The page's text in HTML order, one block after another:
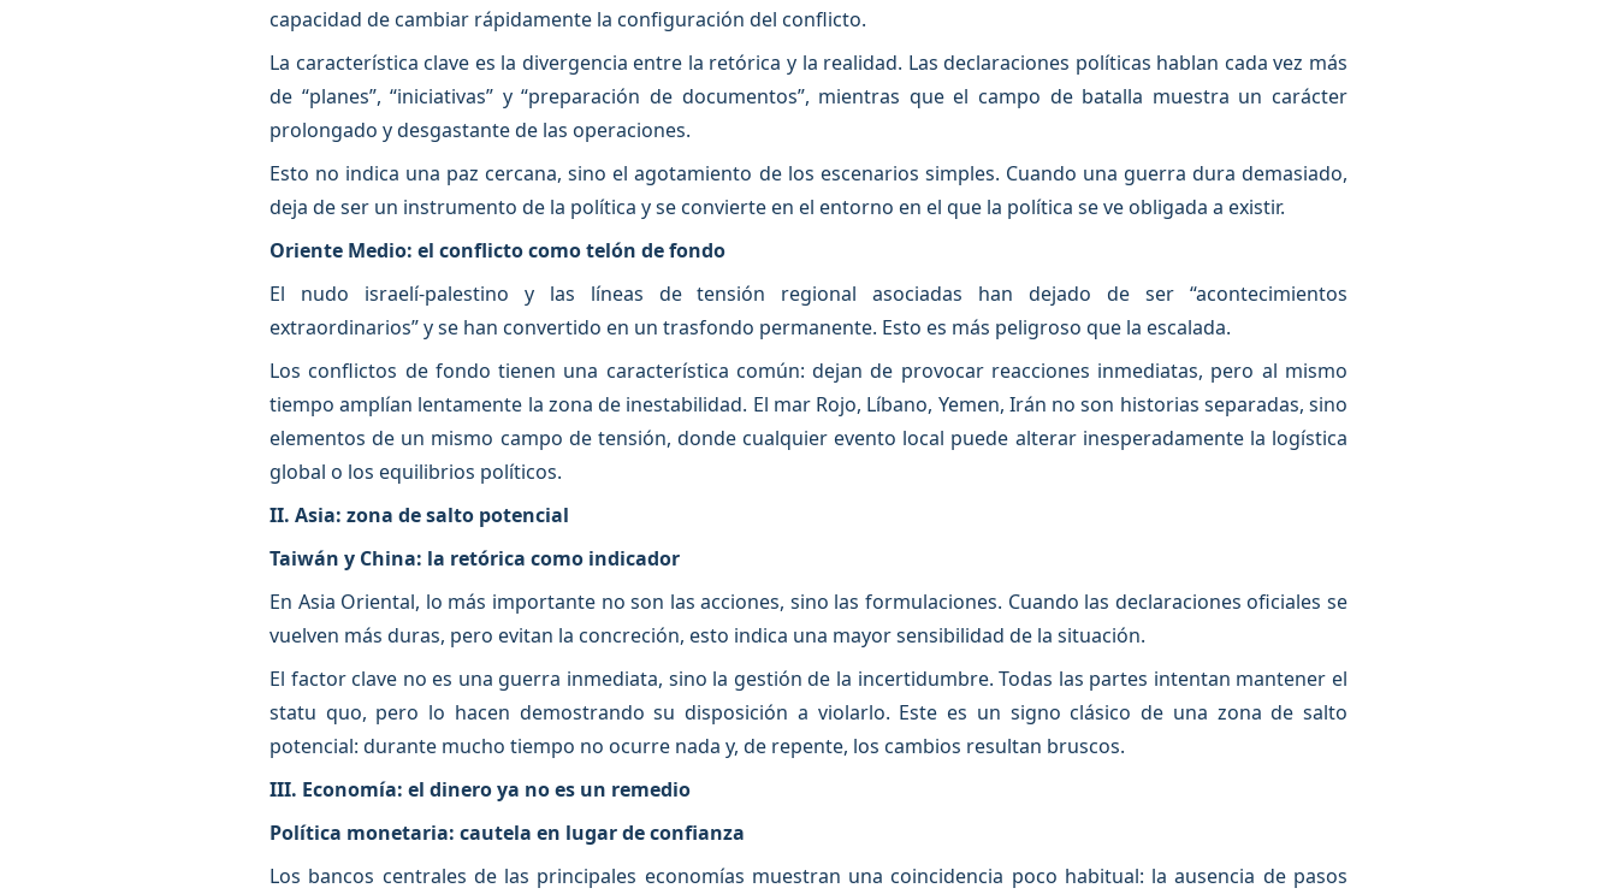
capacidad de cambiar rápidamente la configuración del conflicto.
La característica clave es la divergencia entre la retórica y la realidad. Las declaraciones políticas hablan cada vez más
de “planes”, “iniciativas” y “preparación de documentos”, mientras que el campo de batalla muestra un carácter
prolongado y desgastante de las operaciones.
Esto no indica una paz cercana, sino el agotamiento de los escenarios simples. Cuando una guerra dura demasiado,
deja de ser un instrumento de la política y se convierte en el entorno en el que la política se ve obligada a existir.
Oriente Medio: el conflicto como telón de fondo
El nudo israelí-palestino y las líneas de tensión regional asociadas han dejado de ser “acontecimientos
extraordinarios” y se han convertido en un trasfondo permanente. Esto es más peligroso que la escalada.
Los conflictos de fondo tienen una característica común: dejan de provocar reacciones inmediatas, pero al mismo
tiempo amplían lentamente la zona de inestabilidad. El mar Rojo, Líbano, Yemen, Irán no son historias separadas, sino
elementos de un mismo campo de tensión, donde cualquier evento local puede alterar inesperadamente la logística
global o los equilibrios políticos.
II. Asia: zona de salto potencial
Taiwán y China: la retórica como indicador
En Asia Oriental, lo más importante no son las acciones, sino las formulaciones. Cuando las declaraciones oficiales se
vuelven más duras, pero evitan la concreción, esto indica una mayor sensibilidad de la situación.
El factor clave no es una guerra inmediata, sino la gestión de la incertidumbre. Todas las partes intentan mantener el
statu quo, pero lo hacen demostrando su disposición a violarlo. Este es un signo clásico de una zona de salto
potencial: durante mucho tiempo no ocurre nada y, de repente, los cambios resultan bruscos.
III. Economía: el dinero ya no es un remedio
Política monetaria: cautela en lugar de confianza
Los bancos centrales de las principales economías muestran una coincidencia poco habitual: la ausencia de pasos